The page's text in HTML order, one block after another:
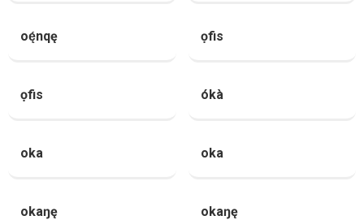
oę́nqę ọfis
ọfis ókà
oka oka
okaŋę okaŋę